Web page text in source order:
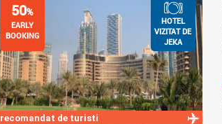
recomandat de turisti
50%
EARLY
BOOKING
HOTEL
VIZITAT DE
JEKA